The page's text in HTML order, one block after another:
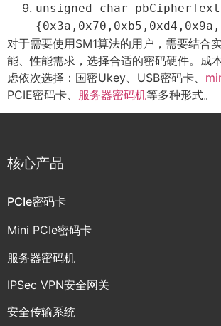
unsigned
char pbCipherText
{0x3a , 0x70 , 0xb5 , 0xd4 , 0x9a ,
对于需要使用SM1算法的用户，需要结合
能、性能需求，选择合适的密码硬件。成
虑依次选择：国密Ukey、USB密码卡、
PCIE密码卡、 服务器密码机等多种形式。
核心产品
PCIe密码卡
Mini PCIe密码卡
服务器密码机
IPSec VPN安全网关
安全传输系统